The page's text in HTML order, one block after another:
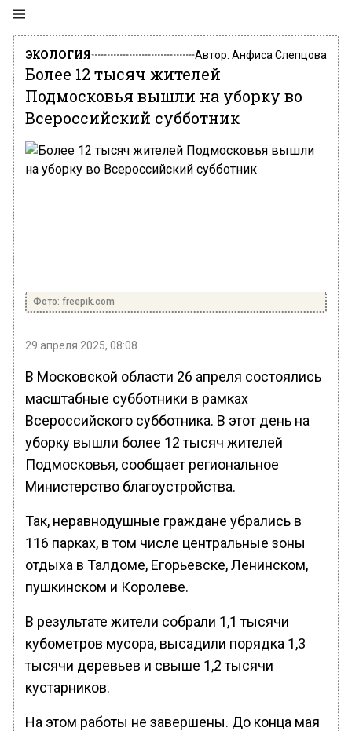
ЭКОЛОГИЯ Автор: Анфиса Слепцова
Более 12 тысяч жителей
Подмосковья вышли на уборку во
Всероссийский субботник
Фото: freepik.com
29 апреля 2025, 08:08
В Московской области 26 апреля состоялись
масштабные субботники в рамках
Всероссийского субботника. В этот день на
уборку вышли более 12 тысяч жителей
Подмосковья, сообщает региональное
Министерство благоустройства.
Так, неравнодушные граждане убрались в
116 парках, в том числе центральные зоны
отдыха в Талдоме, Егорьевске, Ленинском,
пушкинском и Королеве.
В результате жители собрали 1,1 тысячи
кубометров мусора, высадили порядка 1,3
тысячи деревьев и свыше 1,2 тысячи
кустарников.
На этом работы не завершены. До конца мая